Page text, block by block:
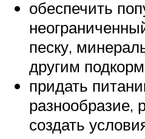
обеспечить
песку,
другим
придать
разнообразие,
создать